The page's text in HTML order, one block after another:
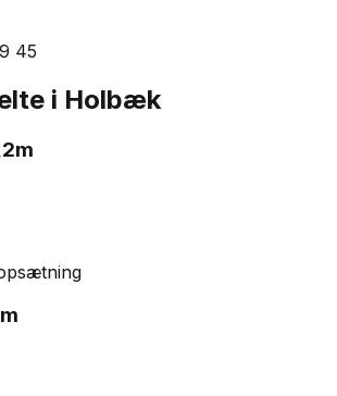
45
i Holbæk